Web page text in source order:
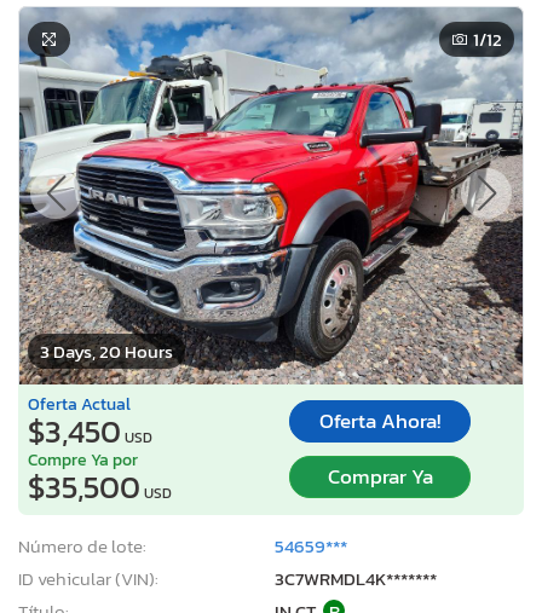
3 Days, 20 Hours
1/12
Oferta Actual
$3,450 USD
Oferta Ahora!
Compre Ya por
$35,500 USD
Comprar Ya
Número de lote:
54659***
ID vehicular (VIN):
3C7WRMDL4K*******